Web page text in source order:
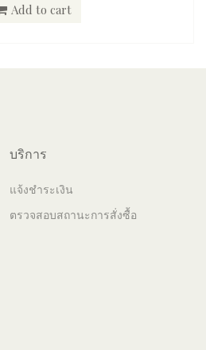
Add to cart
บริการ
แจ้งชำระเงิน
ตรวจสอบสถานะการสั่งซื้อ